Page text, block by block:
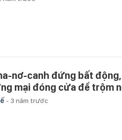
nơ-canh đứng bất
mại đóng cửa để trộm
- 3 năm trước